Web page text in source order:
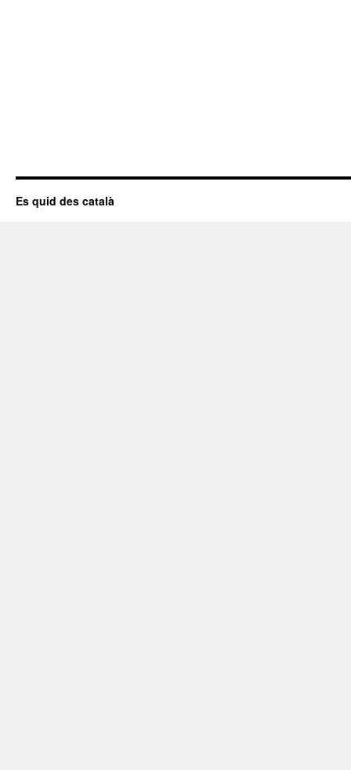
Es quid des català